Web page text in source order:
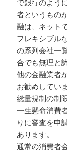
で銀行のよう
者というもの
融は、ネット
フレキシブル
の系列会社一
合でも無理と
他の金融業者
お勧めしていま
総量規制の制
一生懸命消費
りに審査を申
あります。
通常の消費者